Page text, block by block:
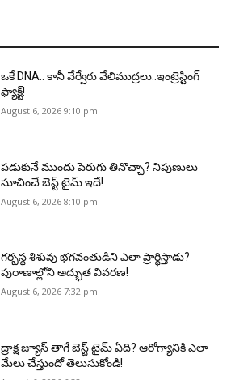
ఒకే DNA.. కానీ వేర్వేరు వేలిముద్రలు..ఇంట్రెస్టింగ్
ఫ్యాక్ట్!
August 6, 2026 9:10 pm
పడుకునే ముందు పెరుగు తినొచ్చా? నిపుణులు
సూచించే బెస్ట్ టైమ్ ఇదే!
August 6, 2026 8:10 pm
గర్భస్థ శిశువు భగవంతుడిని ఎలా ప్రార్థిస్తాడు?
పురాణాల్లోని అద్భుత వివరణ!
August 6, 2026 7:32 pm
ద్రాక్ష జ్యూస్ తాగే బెస్ట్ టైమ్ ఏది? ఆరోగ్యానికి ఎలా
మేలు చేస్తుందో తెలుసుకోండి!